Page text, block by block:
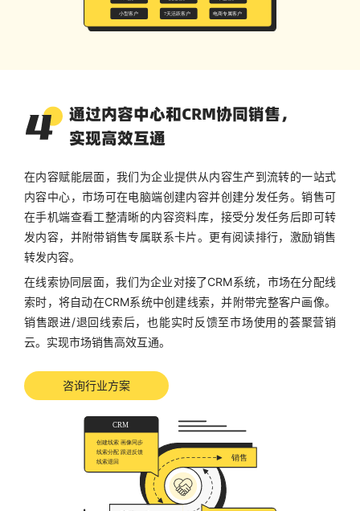
通过内容中心和CRM协同销售，
实现高效互通
在内容赋能层面，我们为企业提供从内容生产到流转的一站式
内容中心，市场可在电脑端创建内容并创建分发任务。销售可
在手机端查看工整清晰的内容资料库，接受分发任务后即可转
发内容，并附带销售专属联系卡片。更有阅读排行，激励销售
转发内容。
在线索协同层面，我们为企业对接了CRM系统，市场在分配线
索时，将自动在CRM系统中创建线索，并附带完整客户画像。
销售跟进/退回线索后，也能实时反馈至市场使用的荟聚营销
云。实现市场销售高效互通。
咨询行业方案